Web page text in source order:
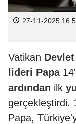
27-11-2025
Vatikan Devlet
lideri Papa
ardından ilk
gerçekleştirdi.
Papa,